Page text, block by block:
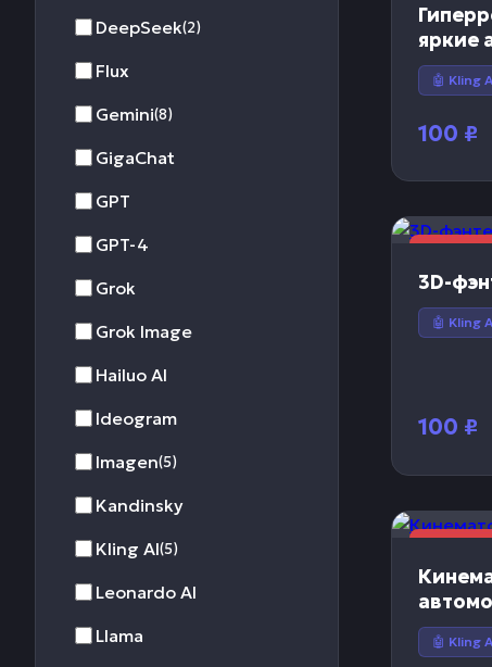
DeepSeek(2)
Flux
Gemini(8)
GigaChat
GPT
GPT-4
Grok
Grok Image
Hailuo AI
Ideogram
Imagen(5)
Kandinsky
Kling AI(5)
Leonardo AI
Llama
яркие
🤖 Kling
100 ₽
3D-
🤖 Kling
100 ₽
🤖 Kling